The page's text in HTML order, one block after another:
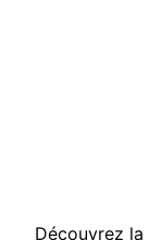
Découvrez la